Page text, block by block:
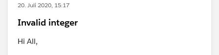
20. Juli 2020, 15:17
Invalid integer
Hi All,